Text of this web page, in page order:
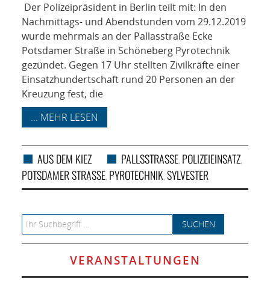
KONTAKT
Der Polizeipräsident in Berlin teilt mit: In den
Nachmittags- und Abendstunden vom 29.12.2019
wurde mehrmals an der Pallasstraße Ecke
Potsdamer Straße in Schöneberg Pyrotechnik
gezündet. Gegen 17 Uhr stellten Zivilkräfte einer
Einsatzhundertschaft rund 20 Personen an der
Kreuzung fest, die
... MEHR LESEN
AUS DEM KIEZ PALLSSTRASSE , POLIZEIEINSATZ,
POTSDAMER STRASSE , PYROTECHNIK,SYLVESTER
Search for:
VERANSTALTUNGEN